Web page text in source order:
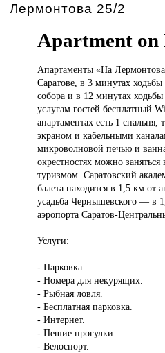
Лермонтова 25/2
Apartment on
Апартаменты «На
Саратове, в 3 минутах
собора и в 12 минутах
услугам гостей бесплатный
апартаментах есть 1 спальня,
экраном и кабельными
микроволновой печью и
окрестностях можно
туризмом. Саратовский
балета находится в 1,5 км от
усадьба Чернышевского — в
аэропорта Саратов-
Услуги:
- Парковка.
- Номера для некурящих.
- Рыбная ловля.
- Бесплатная парковка.
- Интернет.
- Пешие прогулки.
- Велоспорт.